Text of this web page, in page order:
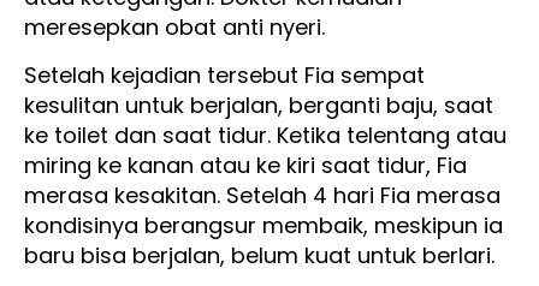
meresepkan obat anti nyeri.
Setelah kejadian tersebut Fia sempat
kesulitan untuk berjalan, berganti baju, saat
ke toilet dan saat tidur. Ketika telentang atau
miring ke kanan atau ke kiri saat tidur, Fia
merasa kesakitan. Setelah 4 hari Fia merasa
kondisinya berangsur membaik, meskipun ia
baru bisa berjalan, belum kuat untuk berlari.